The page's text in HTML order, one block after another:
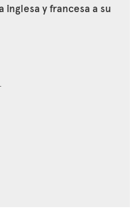
inglesa y francesa a su